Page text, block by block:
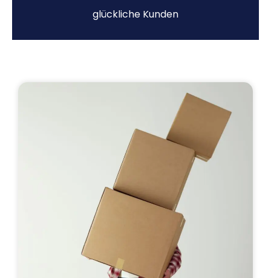
glückliche Kunden